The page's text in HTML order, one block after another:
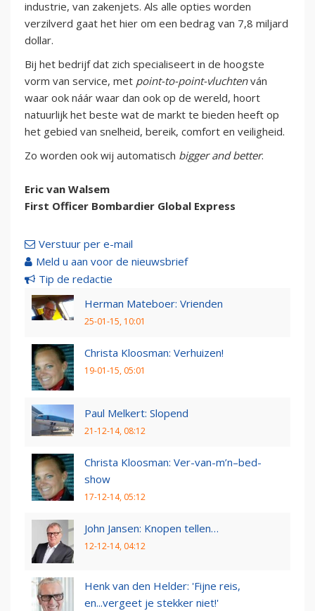
industrie, van zakenjets. Als alle opties worden
verzilverd gaat het hier om een bedrag van 7,8 miljard
dollar.
Bij het bedrijf dat zich specialiseert in de hoogste
vorm van service, met point-to-point-vluchtenván
waar ook náár waar dan ook op de wereld, hoort
natuurlijk het beste wat de markt te bieden heeft op
het gebied van snelheid, bereik, comfort en veiligheid.
Zo worden ook wij automatisch bigger and better.
Eric van Walsem
First Officer Bombardier Global Express
Verstuur per e-mail
Meld u aan voor de nieuwsbrief
Tip de redactie
Herman Mateboer: Vrienden
25-01-15, 10:01
Christa Kloosman: Verhuizen!
19-01-15, 05:01
Paul Melkert: Slopend
21-12-14, 08:12
Christa Kloosman: Ver-van-m’n–bed-
show
17-12-14, 05:12
John Jansen: Knopen tellen…
12-12-14, 04:12
Henk van den Helder: 'Fijne reis,
en...vergeet je stekker niet!'